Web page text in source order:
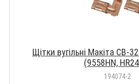
Щітки вугільні Макіта CB-
(9558HN,
194074-2